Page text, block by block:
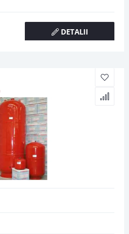
DETALII